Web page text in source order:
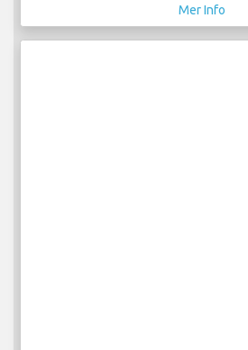
Mer Info